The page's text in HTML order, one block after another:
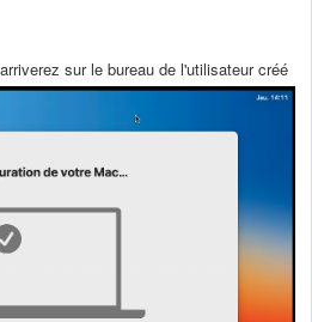
sur le bureau de l'utilisateur créé